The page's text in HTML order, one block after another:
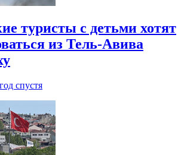
туристы с детьми хотят
из Тель-Авива
спустя